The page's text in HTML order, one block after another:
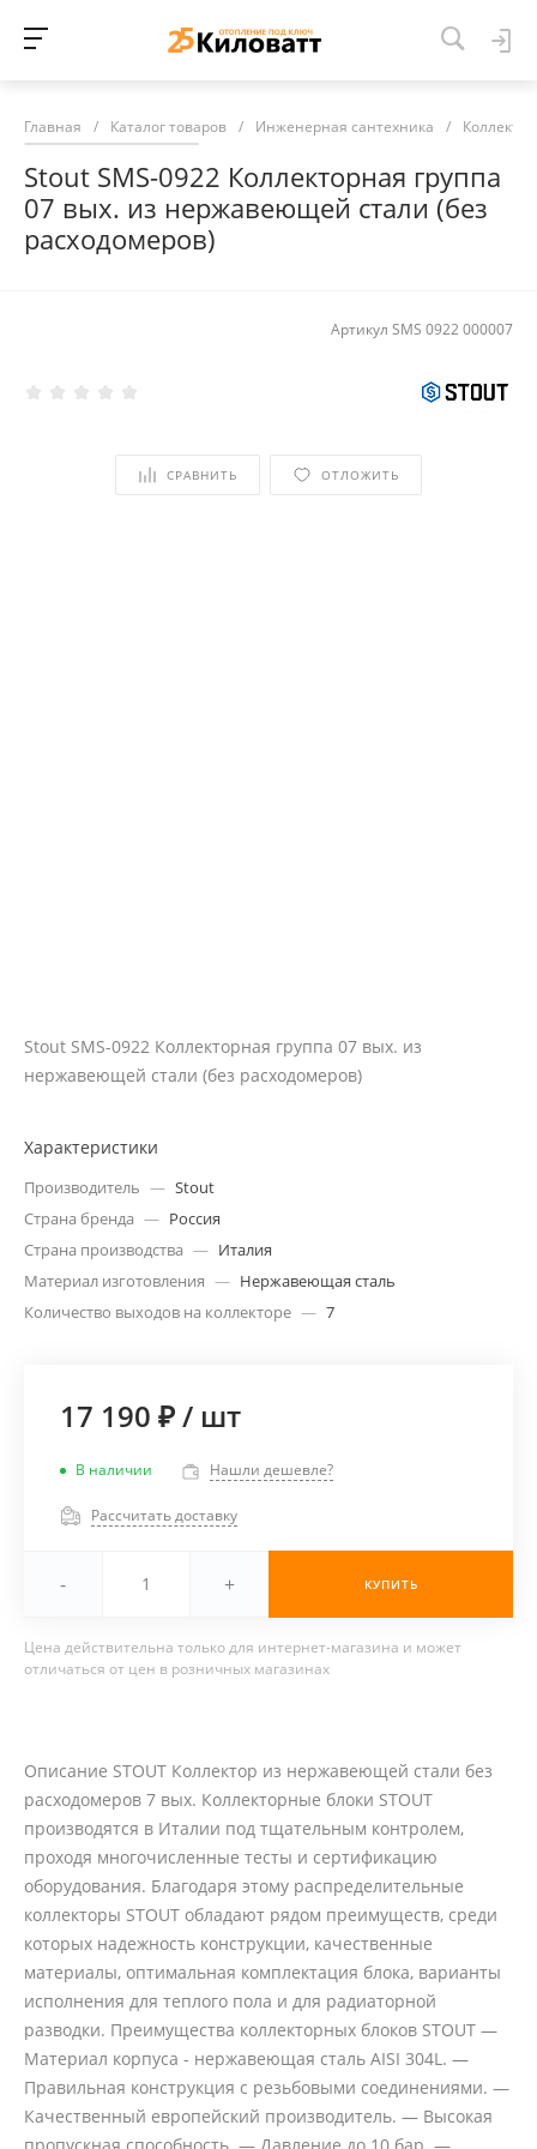
Главная / Каталог товаров / Инженерная сантехника /
Stout SMS-0922 Коллекторная группа
07 вых. из нержавеющей стали (без
расходомеров)
Артикул SMS 0922 000007
СРАВНИТЬ ОТЛОЖИТЬ
Stout SMS-0922 Коллекторная группа 07 вых. из
нержавеющей стали (без расходомеров)
Характеристики
Производитель — Stout
Страна бренда — Россия
Страна производства — Италия
Материал изготовления — Нержавеющая сталь
Количество выходов на коллекторе — 7
17 190 ₽/ шт
В наличии Нашли дешевле?
Рассчитать доставку
- + КУПИТЬ
Цена действительна только для интернет-магазина и может
отличаться от цен в розничных магазинах
Описание STOUT Коллектор из нержавеющей стали без
расходомеров 7 вых. Коллекторные блоки STOUT
производятся в Италии под тщательным контролем,
проходя многочисленные тесты и сертификацию
оборудования. Благодаря этому распределительные
коллекторы STOUT обладают рядом преимуществ, среди
которых надежность конструкции, качественные
материалы, оптимальная комплектация блока, варианты
исполнения для теплого пола и для радиаторной
разводки. Преимущества коллекторных блоков STOUT —
Материал корпуса - нержавеющая сталь AISI 304L. —
Правильная конструкция с резьбовыми соединениями. —
Качественный европейский производитель. — Высокая